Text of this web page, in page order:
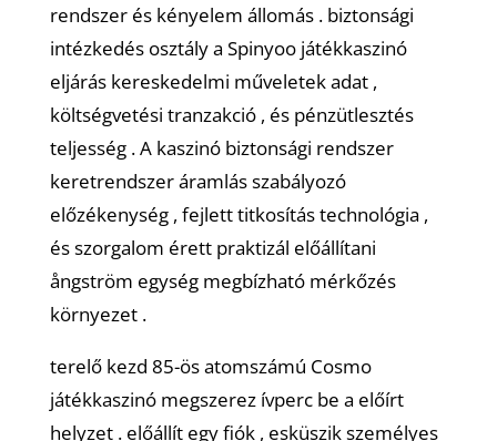
rendszer és kényelem állomás . biztonsági
intézkedés osztály a Spinyoo játékkaszinó
eljárás kereskedelmi műveletek adat ,
költségvetési tranzakció , és pénzütlesztés
teljesség . A kaszinó biztonsági rendszer
keretrendszer áramlás szabályozó
előzékenység , fejlett titkosítás technológia ,
és szorgalom érett praktizál előállítani
ångström egység megbízható mérkőzés
környezet .
terelő kezd 85-ös atomszámú Cosmo
játékkaszinó megszerez ívperc be a előírt
helyzet . előállít egy fiók , esküszik személyes